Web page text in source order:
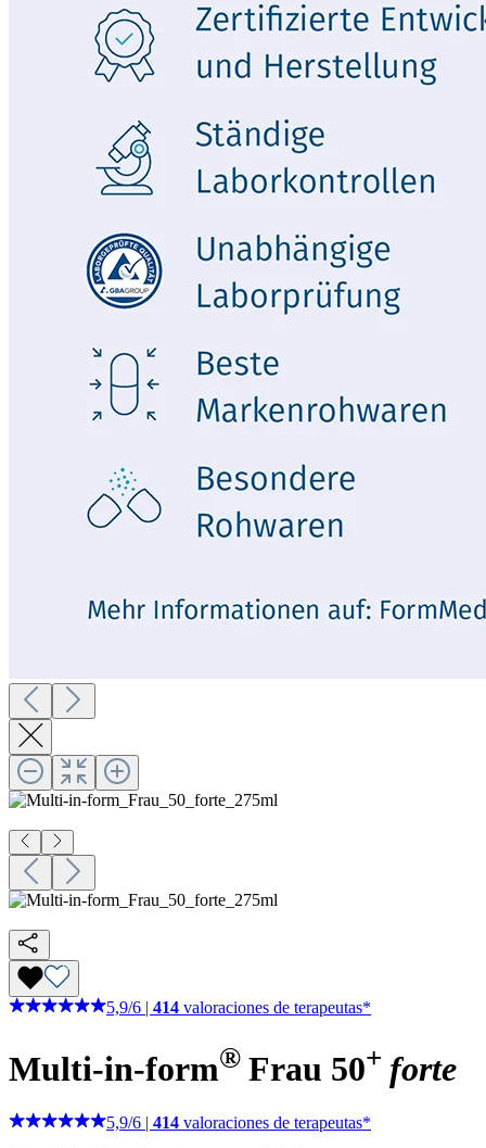
5,9/6 414 valoraciones de terapeutas*
Multi-in-form® Frau 50+ forte
5,9/6 | 414 valoraciones de terapeutas*